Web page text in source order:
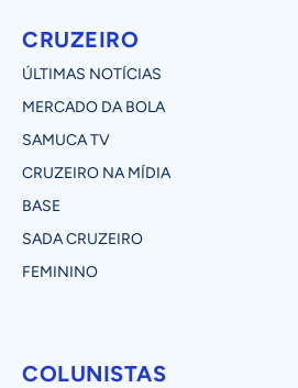
CRUZEIRO
ÚLTIMAS NOTÍCIAS
MERCADO DA BOLA
SAMUCA TV
CRUZEIRO NA MÍDIA
BASE
SADA CRUZEIRO
FEMININO
COLUNISTAS